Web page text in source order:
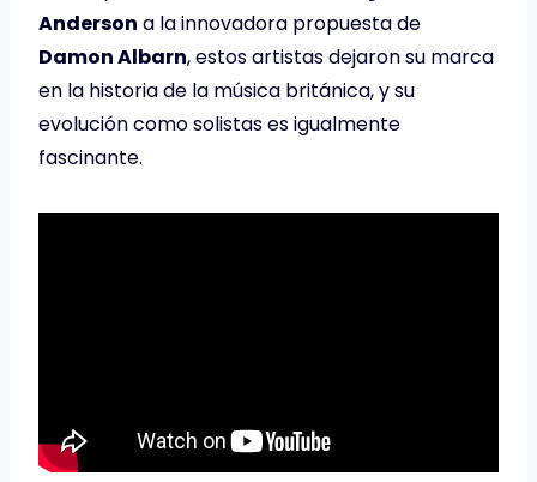
Anderson a la innovadora propuesta de
Damon Albarn, estos artistas dejaron su marca
en la historia de la música británica, y su
evolución como solistas es igualmente
fascinante.